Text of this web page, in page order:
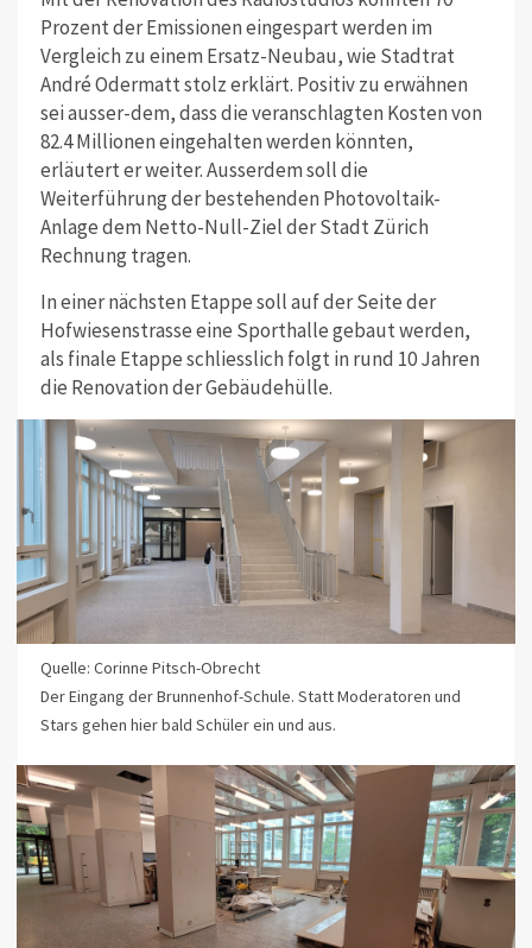
Prozent der Emissionen eingespart werden im
Vergleich zu einem Ersatz-Neubau, wie Stadtrat
André Odermatt stolz erklärt. Positiv zu erwähnen
sei ausser-dem, dass die veranschlagten Kosten von
82.4 Millionen eingehalten werden könnten,
erläutert er weiter. Ausserdem soll die
Weiterführung der bestehenden Photovoltaik-
Anlage dem Netto-Null-Ziel der Stadt Zürich
Rechnung tragen.
In einer nächsten Etappe soll auf der Seite der
Hofwiesenstrasse eine Sporthalle gebaut werden,
als finale Etappe schliesslich folgt in rund 10 Jahren
die Renovation der Gebäudehülle.
Quelle: Corinne Pitsch-Obrecht
Der Eingang der Brunnenhof-Schule. Statt Moderatoren und
Stars gehen hier bald Schüler ein und aus.